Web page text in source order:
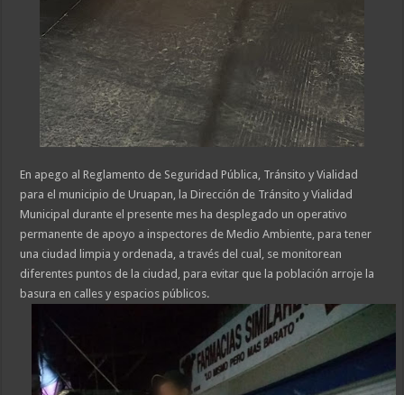
En apego al Reglamento de Seguridad Pública, Tránsito y Vialidad
para el municipio de Uruapan, la Dirección de Tránsito y Vialidad
Municipal durante el presente mes ha desplegado un operativo
permanente de apoyo a inspectores de Medio Ambiente, para tener
una ciudad limpia y ordenada, a través del cual, se monitorean
diferentes puntos de la ciudad, para evitar que la población arroje la
basura en calles y espacios públicos.